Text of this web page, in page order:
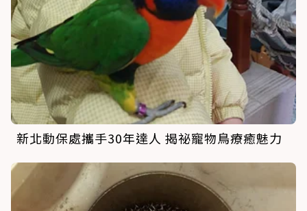
新北動保處攜手30年達人 揭祕寵物鳥療癒魅力